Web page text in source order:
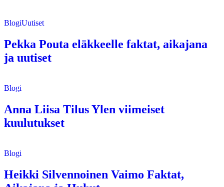
BlogiUutiset
Pekka Pouta eläkkeelle faktat, aikajana
ja uutiset
Blogi
Anna Liisa Tilus Ylen viimeiset
kuulutukset
Blogi
Heikki Silvennoinen Vaimo Faktat,